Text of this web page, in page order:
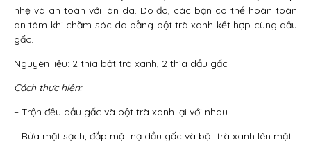
nhẹ và an toàn với làn da. Do đó, các bạn có thể hoàn toàn
an tâm khi chăm sóc da bằng bột trà xanh kết hợp cùng dầu
gấc.
Nguyên liệu: 2 thìa bột trà xanh, 2 thìa dầu gấc
Cách thực hiện:
– Trộn đều dầu gấc và bột trà xanh lại với nhau
– Rửa mặt sạch, đắp mặt nạ dầu gấc và bột trà xanh lên mặt